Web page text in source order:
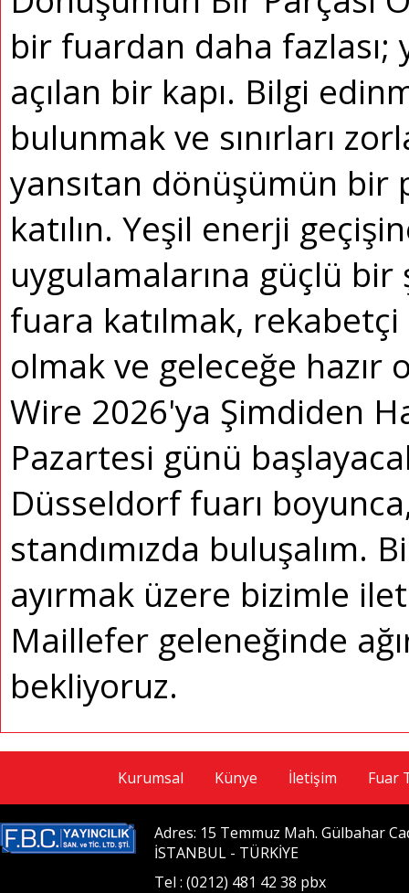
bir fuardan daha fazlası;
açılan bir kapı. Bilgi
bulunmak ve sınırları
yansıtan dönüşümün bir
katılın. Yeşil enerji
uygulamalarına güçlü
fuara katılmak,
olmak ve geleceğe hazır
Wire 2026'ya Şimdiden
Pazartesi günü
Düsseldorf fuarı
standımızda buluşalım.
ayırmak üzere bizimle
Maillefer geleneğinde
bekliyoruz.
Kurumsal Künye İletişim Fuar
Adres: 15 Temmuz Mah. Gülbahar
İSTANBUL - TÜRKİYE
Tel : (0212) 481 42 38 pbx